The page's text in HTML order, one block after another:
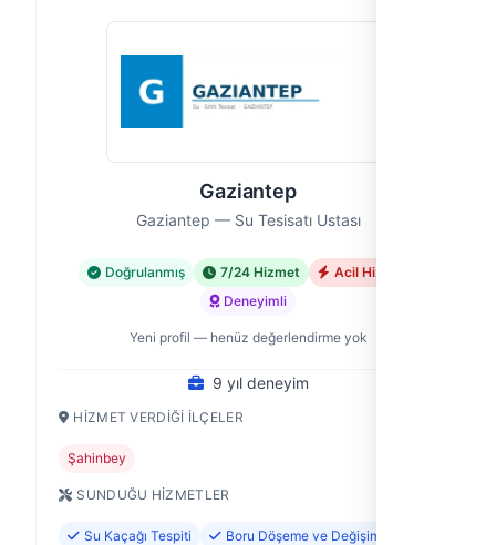
Gaziantep
Gaziantep — Su Tesisatı Ustası
Doğrulanmış 7/24 Hizmet
Acil Hizmet
Deneyimli
Yeni profil — henüz değerlendirme yok
9 yıl deneyim
HIZMET VERDIĞI İLÇELER
Şahinbey
SUNDUĞU HIZMETLER
Su Kaçağı Tespiti
Boru Döşeme ve Değişimi